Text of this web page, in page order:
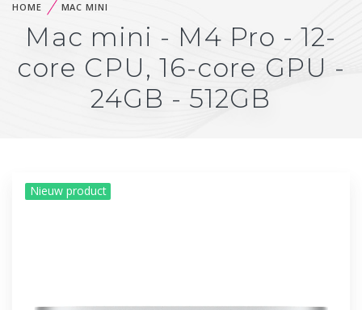
HOME MAC MINI
Mac mini - M4 Pro - 12-
core CPU, 16-core GPU -
24GB - 512GB
Nieuw product